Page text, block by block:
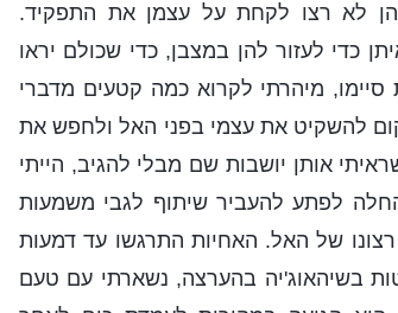
הן לא רצו לקחת על עצמן את התפקיד.
לעזור להן במצבן, כדי שכולם יראו
מיהרתי לקרוא כמה קטעים מדברי
להשקיט את עצמי בפני האל ולחפש את
אותן יושבות שם מבלי להגיב, הייתי
לפתע להעביר שיתוף לגבי משמעות
רצונו של האל. האחיות התרגשו עד דמעות
בשיהאוג'יה בהערצה, נשארתי עם טעם